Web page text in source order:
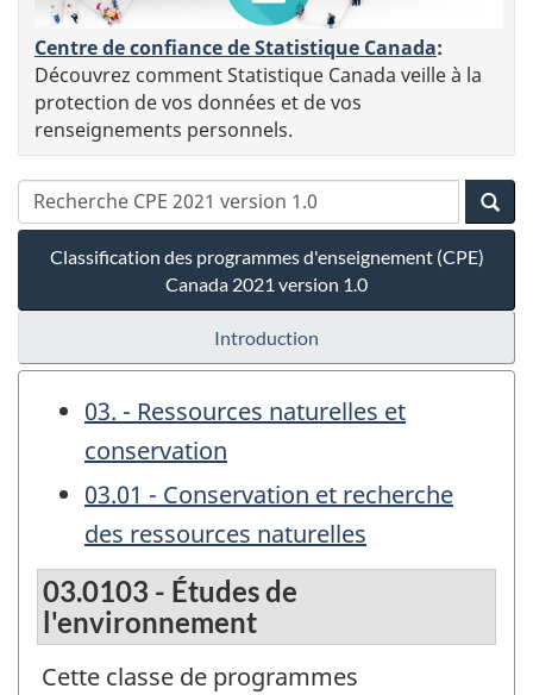
Centre de confiance de Statistique Canada:
Découvrez comment Statistique Canada veille à la
protection de vos données et de vos
renseignements personnels.
Classification des programmes d'enseignement (CPE)
Canada 2021 version 1.0
Introduction
03. - Ressources naturelles et
conservation
03.01 - Conservation et recherche
des ressources naturelles
03.0103 - Études de
l'environnement
Cette classe de programmes